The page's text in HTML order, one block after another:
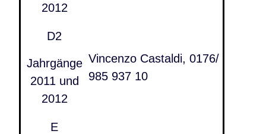
2012
D2
Jahrgänge
2011 und
2012
Vincenzo Castaldi, 0176/
985 937 10
E